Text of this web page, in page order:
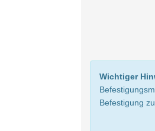
Wichtiger
Befestigung